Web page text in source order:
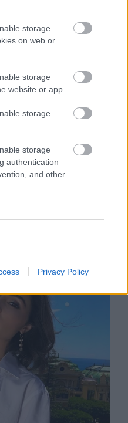
storage
on web or
storage
website or app.
storage
storage
authentication
and other
Privacy Policy
hogy
legyen